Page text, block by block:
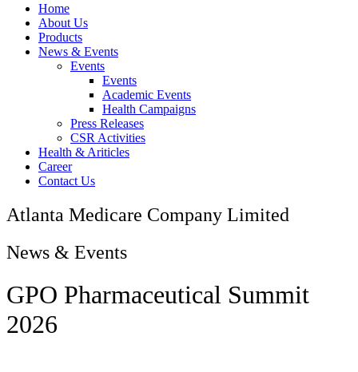
Home
About Us
Products
News & Events
Events
Events
Academic Events
Health Campaigns
Press Releases
CSR Activities
Health & Ariticles
Career
Contact Us
Atlanta Medicare Company Limited
News & Events
GPO Pharmaceutical Summit
2026